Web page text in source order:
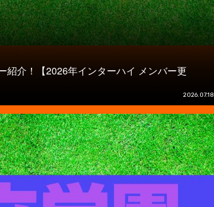
紹介！【2026年インターハイ メンバー更
2026.07.18